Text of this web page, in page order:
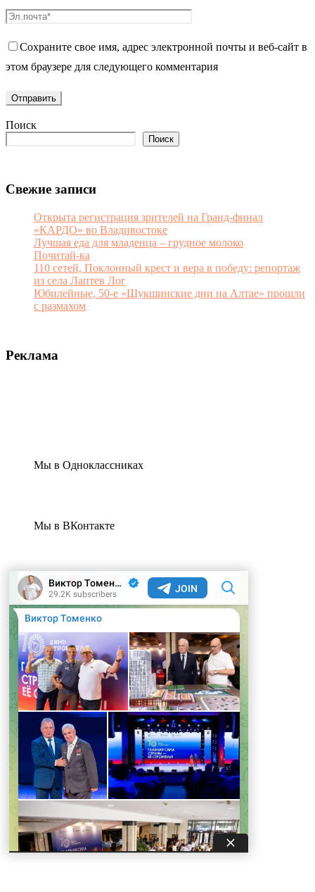
Сохраните свое имя, адрес электронной почты и веб-сайт в
этом браузере для следующего комментария
Поиск
Поиск
Свежие записи
Открыта регистрация зрителей на Гранд-финал
«КАРДО» во Владивостоке
Лучшая еда для младенца – грудное молоко
Почитай-ка
110 сетей, Поклонный крест и вера в победу: репортаж
из села Лаптев Лог
Юбилейные, 50-е «Шукшинские дни на Алтае» прошли
с размахом
Реклама
Мы в Одноклассниках
Мы в ВКонтакте